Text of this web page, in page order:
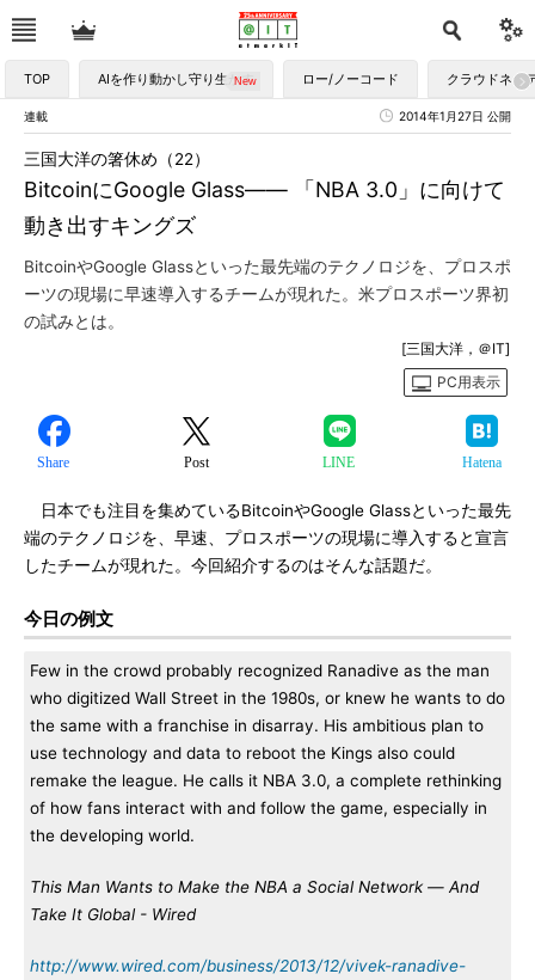
TOP AIを作り動かし守り生かす ロー/ノーコード クラウドネイ
連載 2014年1月27日 公開
BitcoinにGoogle Glass―― 「NBA 3.0」に向けて
動き出すキングズ
三国大洋の箸休め（22）
BitcoinやGoogle Glassといった最先端のテクノロジを、プロスポ
ーツの現場に早速導入するチームが現れた。米プロスポーツ界初
の試みとは。
[三国大洋，＠IT]
PC用表示
Share Post LINE Hatena
日本でも注目を集めているBitcoinやGoogle Glassといった最先
端のテクノロジを、早速、プロスポーツの現場に導入すると宣言
したチームが現れた。今回紹介するのはそんな話題だ。
今日の例文
Few in the crowd probably recognized Ranadive as the man
who digitized Wall Street in the 1980s, or knew he wants to do
the same with a franchise in disarray. His ambitious plan to
use technology and data to reboot the Kings also could
remake the league. He calls it NBA 3.0, a complete rethinking
of how fans interact with and follow the game, especially in
the developing world.
This Man Wants to Make the NBA a Social Network ― And
Take It Global - Wired
http://www.wired.com/business/2013/12/vivek-ranadive-